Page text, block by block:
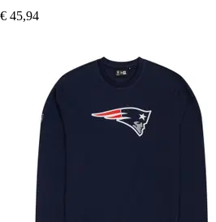
€ 45,94